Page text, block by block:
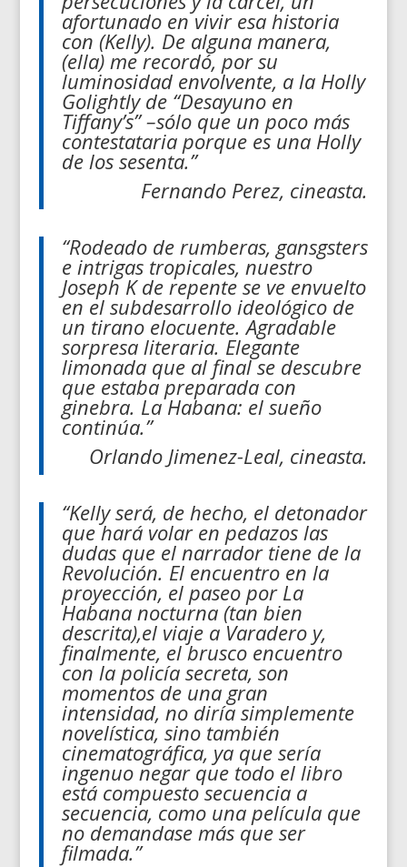
afortunado en vivir esa historia
con (Kelly). De alguna manera,
(ella) me recordó, por su
luminosidad envolvente, a la Holly
Golightly de “Desayuno en
Tiffany’s” –sólo que un poco más
contestataria porque es una Holly
de los sesenta.”
Fernando Perez, cineasta.
“Rodeado de rumberas, gansgsters
e intrigas tropicales, nuestro
Joseph K de repente se ve envuelto
en el subdesarrollo ideológico de
un tirano elocuente. Agradable
sorpresa literaria. Elegante
limonada que al final se descubre
que estaba preparada con
ginebra. La Habana: el sueño
continúa.”
Orlando Jimenez-Leal, cineasta.
“Kelly será, de hecho, el detonador
que hará volar en pedazos las
dudas que el narrador tiene de la
Revolución. El encuentro en la
proyección, el paseo por La
Habana nocturna (tan bien
descrita),el viaje a Varadero y,
finalmente, el brusco encuentro
con la policía secreta, son
momentos de una gran
intensidad, no diría simplemente
novelística, sino también
cinematográfica, ya que sería
ingenuo negar que todo el libro
está compuesto secuencia a
secuencia, como una película que
no demandase más que ser
filmada.”